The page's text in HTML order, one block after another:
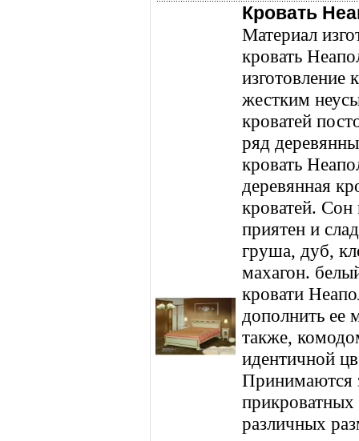
Кровать
Материал
кровать
изготовление
жестким
кроватей
ряд
кровать
деревянная
кроватей. Сон
приятен и
груша, дуб,
махагон.
кровати
дополнить ее
также,
идентичной
Принимаются
различных